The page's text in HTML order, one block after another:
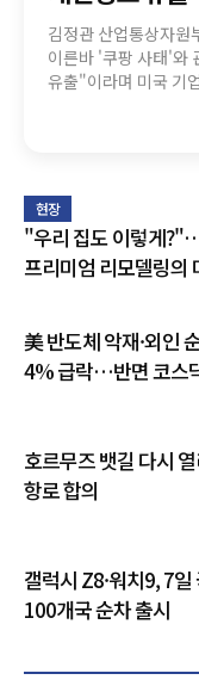
더불어민주당 당 대
공방이 격화하고 있다
막판 최대 변수로 떠
'신천지 전당대회 개
근거는 충분하다"고
대해 "문제를 제기할
생각한다"고 말했다.
'겸손은 힘들다 뉴스
김정관 산업통상자원
이른바 '쿠팡 사태'와
유출"이라며 미국 기
미국 정치권과 통상
차이가 있다고 설명
민감하게 반응하는
(USTR) 등 통상 당국
있다"고 말했다. 그는
농축수산
이찬우 NH농협금융
당기순이익 급증과
개선에 성공했다. 다
순이익은 감소하면
6일 업계에 따르면
3조2016억원으로 전
특히 그룹 이자·비이
견인했다. 농협금융
전년 동기 4조977억
현장
"우리 집도 이렇게
프리미엄 리모델링의
美 반도체 악재·외인
4% 급락…반면 코스
호르무즈 뱃길 다시
항로 합의
갤럭시 Z8·워치9, 7
100개국 순차 출시